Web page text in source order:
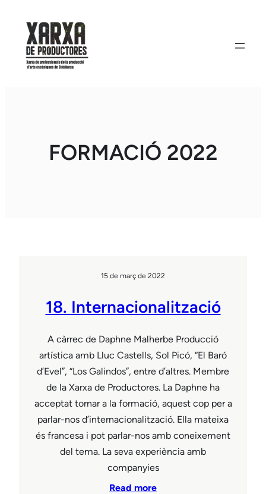
contingut
FORMACIÓ 2022
15 de març de 2022
18. Internacionalització
A càrrec de Daphne Malherbe Producció
artística amb Lluc Castells, Sol Picó, “El Baró
d’Evel”, “Los Galindos”, entre d’altres. Membre
de la Xarxa de Productores. La Daphne ha
acceptat tornar a la formació, aquest cop per a
parlar-nos d’internacionalització. Ella mateixa
és francesa i pot parlar-nos amb coneixement
del tema. La seva experiència amb
companyies
Read more